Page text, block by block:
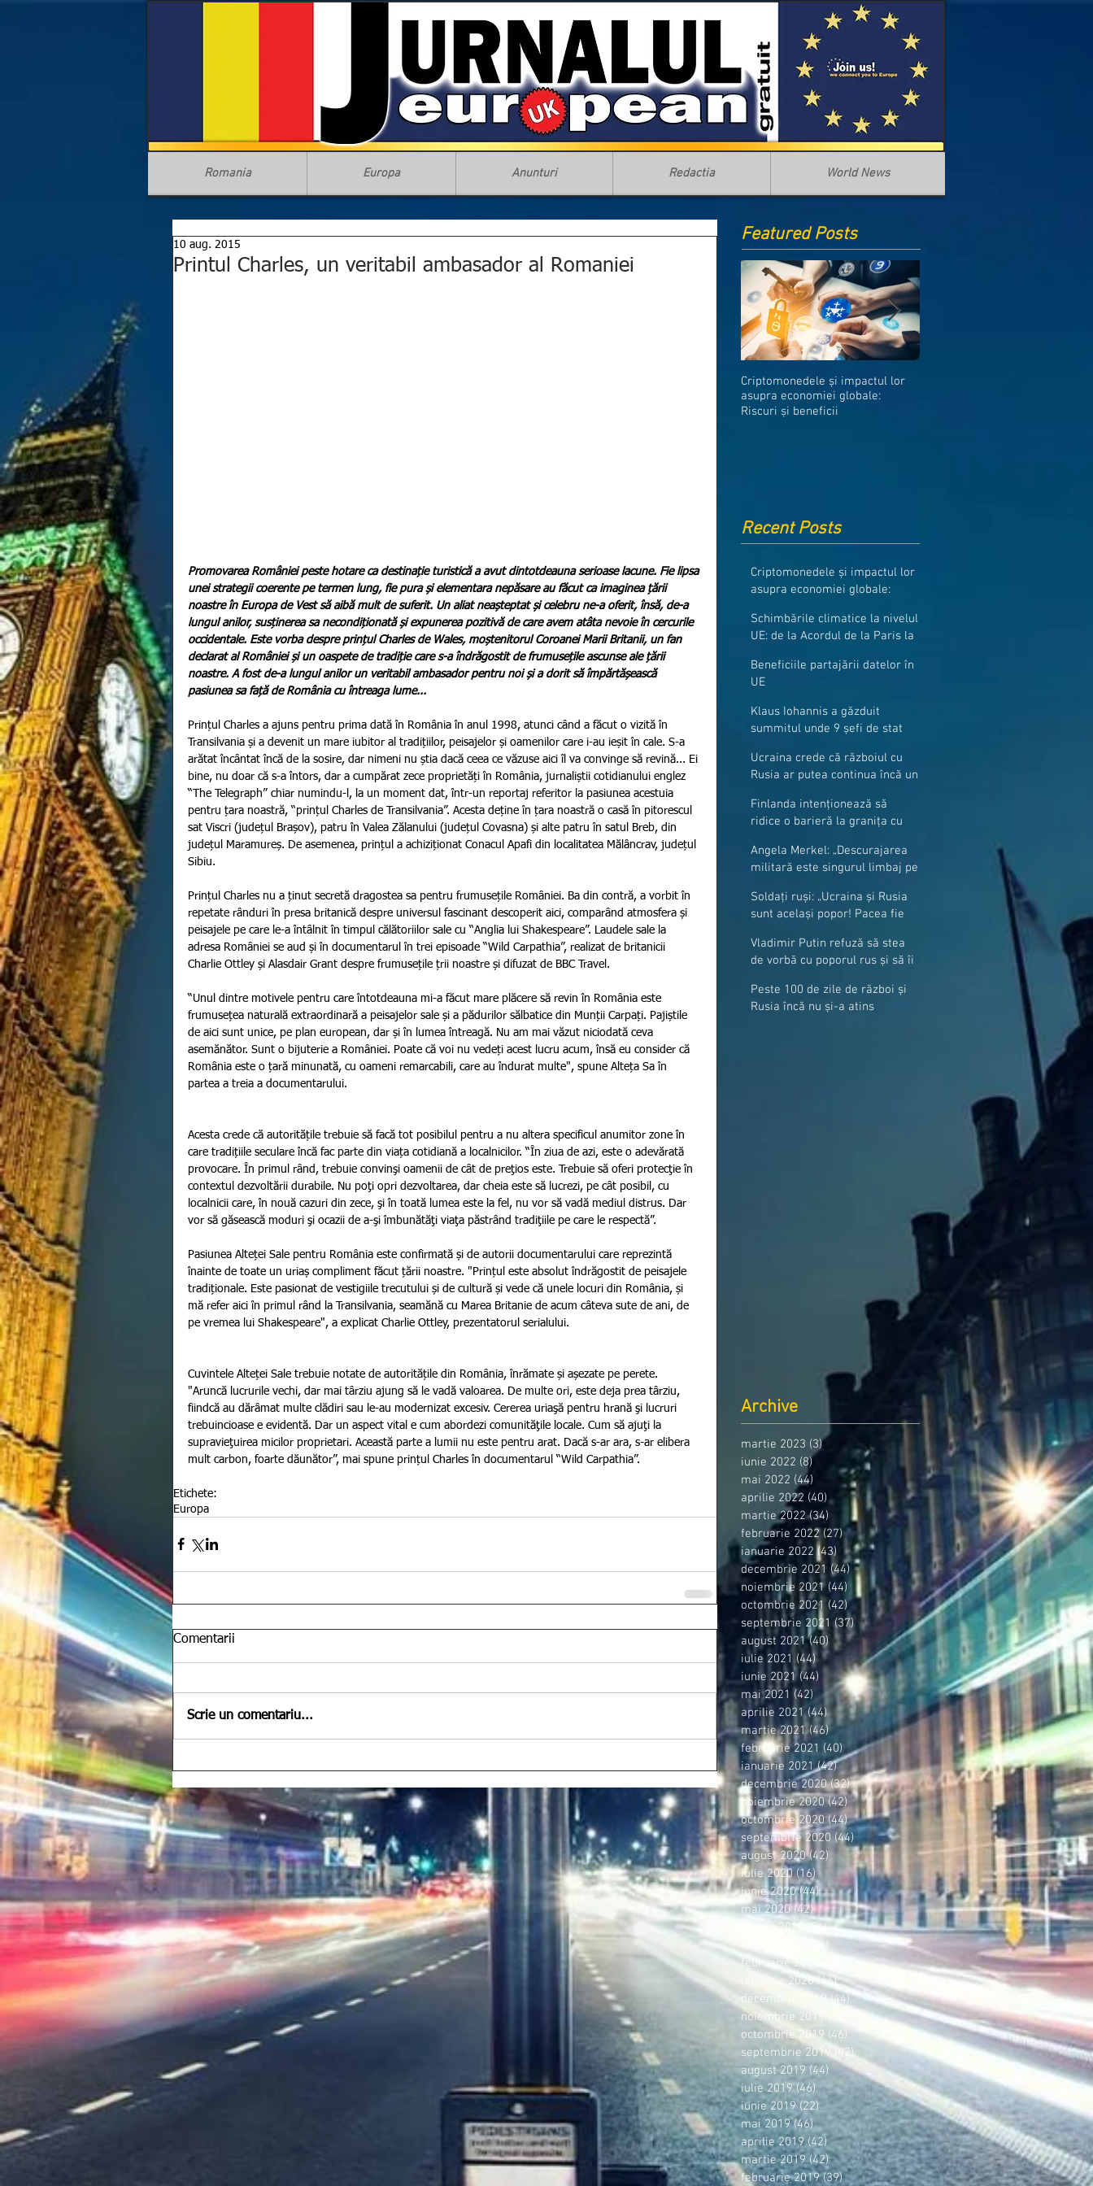
Romania Europa Anunturi Redactia World News
Printul Charles, un veritabil ambasador al Romaniei
10 aug. 2015
Promovarea României peste hotare ca destinație turistică a avut dintotdeauna serioase lacune. Fie lipsa
unei strategii coerente pe termen lung, fie pura și elementara nepăsare au făcut ca imaginea țării
noastre în Europa de Vest să aibă mult de suferit. Un aliat neașteptat și celebru ne-a oferit, însă, de-a
lungul anilor, susținerea sa necondiționată și expunerea pozitivă de care avem atâta nevoie în cercurile
occidentale. Este vorba despre prințul Charles de Wales, moștenitorul Coroanei Marii Britanii, un fan
declarat al României și un oaspete de tradiție care s-a îndrăgostit de frumusețile ascunse ale țării
noastre. A fost de-a lungul anilor un veritabil ambasador pentru noi și a dorit să împărtășească
pasiunea sa față de România cu întreaga lume...
Prințul Charles a ajuns pentru prima dată în România în anul 1998, atunci când a făcut o vizită în
Transilvania și a devenit un mare iubitor al tradițiilor, peisajelor și oamenilor care i-au ieșit în cale. S-a
arătat încântat încă de la sosire, dar nimeni nu știa dacă ceea ce văzuse aici îl va convinge să revină... Ei
bine, nu doar că s-a întors, dar a cumpărat zece proprietăți în România, jurnaliștii cotidianului englez
“The Telegraph” chiar numindu-l, la un moment dat, într-un reportaj referitor la pasiunea acestuia
pentru țara noastră, “prințul Charles de Transilvania”. Acesta deține în țara noastră o casă în pitorescul
sat Viscri (județul Brașov), patru în Valea Zălanului (județul Covasna) și alte patru în satul Breb, din
județul Maramureș. De asemenea, prințul a achiziționat Conacul Apafi din localitatea Mălâncrav, județul
Sibiu.
Prințul Charles nu a ținut secretă dragostea sa pentru frumusețile României. Ba din contră, a vorbit în
repetate rânduri în presa britanică despre universul fascinant descoperit aici, comparând atmosfera și
peisajele pe care le-a întâlnit în timpul călătoriilor sale cu “Anglia lui Shakespeare”. Laudele sale la
adresa României se aud și în documentarul în trei episoade “Wild Carpathia”, realizat de britanicii
Charlie Ottley și Alasdair Grant despre frumusețile țrii noastre și difuzat de BBC Travel.
“Unul dintre motivele pentru care întotdeauna mi-a făcut mare plăcere să revin în România este
frumusețea naturală extraordinară a peisajelor sale și a pădurilor sălbatice din Munții Carpați. Pajiștile
de aici sunt unice, pe plan european, dar și în lumea întreagă. Nu am mai văzut niciodată ceva
asemănător. Sunt o bijuterie a României. Poate că voi nu vedeți acest lucru acum, însă eu consider că
România este o țară minunată, cu oameni remarcabili, care au îndurat multe", spune Alteța Sa în
partea a treia a documentarului.
Acesta crede că autoritățile trebuie să facă tot posibilul pentru a nu altera specificul anumitor zone în
care tradițiile seculare încă fac parte din viața cotidiană a localnicilor. “În ziua de azi, este o adevărată
provocare. În primul rând, trebuie convinşi oamenii de cât de preţios este. Trebuie să oferi protecţie în
contextul dezvoltării durabile. Nu poţi opri dezvoltarea, dar cheia este să lucrezi, pe cât posibil, cu
localnicii care, în nouă cazuri din zece, şi în toată lumea este la fel, nu vor să vadă mediul distrus. Dar
vor să găsească moduri şi ocazii de a-şi îmbunătăţi viaţa păstrând tradiţiile pe care le respectă”.
Pasiunea Alteței Sale pentru România este confirmată și de autorii documentarului care reprezintă
înainte de toate un uriaș compliment făcut țării noastre. "Prințul este absolut îndrăgostit de peisajele
tradiționale. Este pasionat de vestigiile trecutului și de cultură și vede că unele locuri din România, și
mă refer aici în primul rând la Transilvania, seamănă cu Marea Britanie de acum câteva sute de ani, de
pe vremea lui Shakespeare", a explicat Charlie Ottley, prezentatorul serialului.
Cuvintele Alteței Sale trebuie notate de autoritățile din România, înrămate și așezate pe perete.
"Aruncă lucrurile vechi, dar mai târziu ajung să le vadă valoarea. De multe ori, este deja prea târziu,
fiindcă au dărâmat multe clădiri sau le-au modernizat excesiv. Cererea uriaşă pentru hrană şi lucruri
trebuincioase e evidentă. Dar un aspect vital e cum abordezi comunităţile locale. Cum să ajuţi la
supravieţuirea micilor proprietari. Această parte a lumii nu este pentru arat. Dacă s-ar ara, s-ar elibera
mult carbon, foarte dăunător”, mai spune prințul Charles în documentarul “Wild Carpathia”.
Etichete:
Europa
Comentarii
Scrie un comentariu...
Featured Posts
Criptomonedele și impactul lor
asupra economiei globale:
Riscuri și beneficii
Recent Posts
Criptomonedele și impactul lor
asupra economiei globale:
Schimbările climatice la nivelul
UE: de la Acordul de la Paris la
Beneficiile partajării datelor în
UE
Klaus Iohannis a găzduit
summitul unde 9 șefi de stat
granițe
Ucraina crede că războiul cu
Rusia ar putea continua încă un
Finlanda intenționează să
ridice o barieră la granița cu
Angela Merkel: „Descurajarea
militară este singurul limbaj pe
Soldați ruși: „Ucraina și Rusia
sunt același popor! Pacea fie
Vladimir Putin refuză să stea
de vorbă cu poporul rus și să îi
Peste 100 de zile de război și
Rusia încă nu și-a atins
Archive
martie 2023 (3)3 postări
iunie 2022 (8)8 postări
mai 2022 (44) 44 postări
aprilie 2022 (40)40 postări
martie 2022 (34) 34 postări
februarie 2022 (27)27 postări
ianuarie 2022 (43) 43 postări
decembrie 2021 (44)44 postări
noiembrie 2021 (44) 44 postări
octombrie 2021 (42)42 postări
septembrie 2021 (37)37 postări
august 2021 (40)40 postări
iulie 2021 (44)44 postări
iunie 2021 (44) 44 postări
mai 2021 (42) 42 postări
aprilie 2021 (44)44 postări
martie 2021 (46)46 postări
februarie 2021 (40)40 postări
ianuarie 2021 (42)42 postări
decembrie 2020 (32)32 postări
noiembrie 2020 (42) 42 postări
octombrie 2020 (44)44 postări
septembrie 2020 (44)44 postări
august 2020 (42)42 postări
iulie 2020 (16)16 postări
iunie 2020 (44)44 postări
mai 2020 (42)42 postări
aprilie 2020 (36)36 postări
martie 2020
(44) 44 postări
februarie 2020
38 postări
ianuarie 2020 (46)46 postări
decembrie 2019 (44)44 postări
noiembrie 2019
42 postări
octombrie 2019 (46) 46 postări
septembrie 2019 (42)42 postări
august 2019 (44) 44 postări
iulie 2019 (46) 46 postări
iunie 2019 (22) 22 postări
mai 2019 (46)46 postări
aprilie 2019 (42)42 postări
martie 2019 (42)42 postări
februarie 2019 (39)39 postări